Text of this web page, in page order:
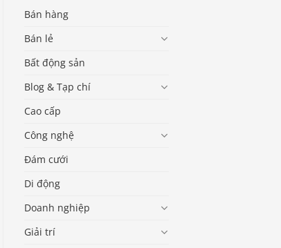
Bán hàng
Bán lẻ
Bất động sản
Blog & Tạp chí
Cao cấp
Công nghệ
Đám cưới
Di động
Doanh nghiệp
Giải trí